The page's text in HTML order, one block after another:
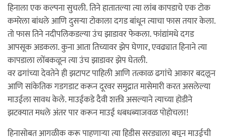
हिनाला एक कल्पना सुचली. तिने हातातल्या त्या लांब कापडाचे एक टोक
कमरेला बांधले आणि दुसर्‍या टोकाला दगड बांधून त्याचा फास तयार केला.
तो फास तिने नदीपलिकडल्या उंच झाडावर फेकला. फांद्यांमधे दगड
आपसूक अडकला. कुना आता तिच्यावर झेप घेणार, एवढ्यात हिनाने त्या
कापडाला लोंबकळून त्या उंच झाडावर झेप घेतली.
वर ढगांच्या देवतेने ही झटापट पाहिली आणि तत्काळ ढगांचे आकार बदलून
आणि सांकेतिक गडगडाट करून दूरवर समुद्रात मासेमारी करत असलेल्या
माउईला सावध केले. माउईकडे दैवी शक्ती असल्याने त्याच्या होडीने
झटक्यात मधले अंतर पार करून माउई धबधब्याजवळ पोहोचला!
हिनासोबत आगळीक करू पाहणार्‍या त्या हिडीस सरड्याला बघून माउईची